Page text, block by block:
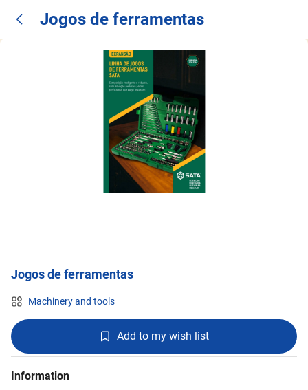
Jogos de ferramentas
Jogos de ferramentas
Machinery and tools
Add to my wish list
Information